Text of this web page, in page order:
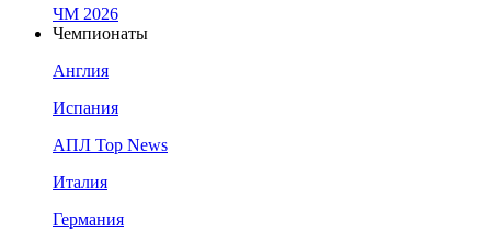
ЧМ 2026
Чемпионаты
Англия
Испания
АПЛ Top News
Италия
Германия